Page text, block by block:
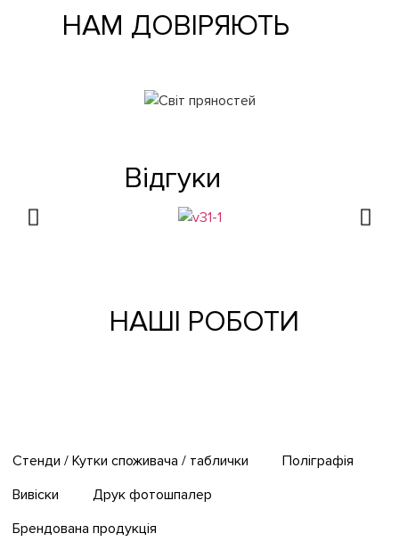
НАМ ДОВІРЯЮТЬ
Відгуки
НАШІ РОБОТИ
Стенди / Кутки споживача / таблички
Поліграфія
Вивіски
Друк фотошпалер
Брендована продукція